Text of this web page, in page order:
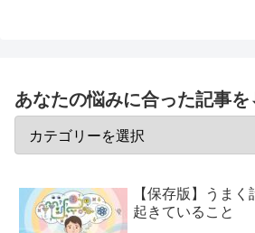
あなたの悩みに合った記事
【保存版】うま
起きていること